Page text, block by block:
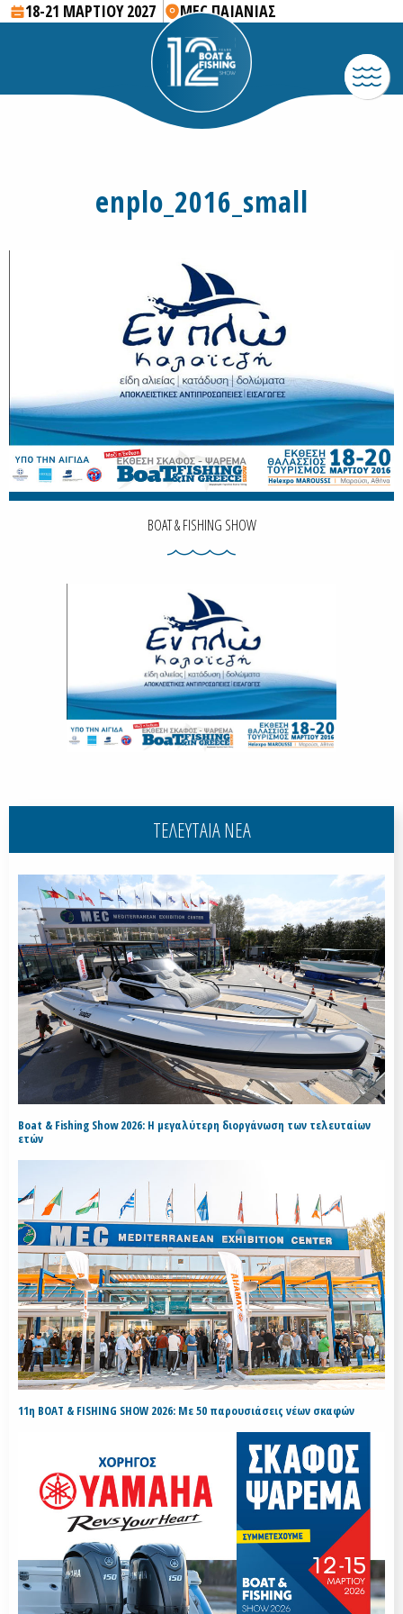
18-21 ΜΑΡΤΙΟΥ 2027 MEC ΠΑΙΑΝΙΑΣ
enplo_2016_small
BOAT & FISHING SHOW
ΤΕΛΕΥΤΑΙΑ ΝΕΑ
Boat & Fishing Show 2026: Η μεγαλύτερη διοργάνωση των τελευταίων
ετών
11η BOAT & FISHING SHOW 2026: Με 50 παρουσιάσεις νέων σκαφών